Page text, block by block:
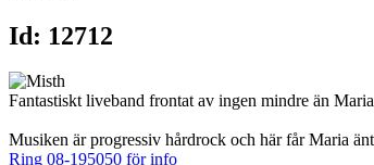
Id: 12712
Fantastiskt liveband frontat av ingen mindre än
Musiken är progressiv hårdrock och här får Maria
Ring 08-195050 för info